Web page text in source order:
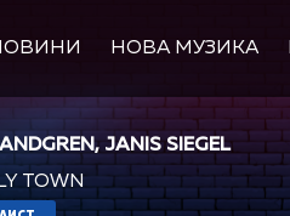
НОВА МУЗИКА
JANIS SIEGEL
TOWN